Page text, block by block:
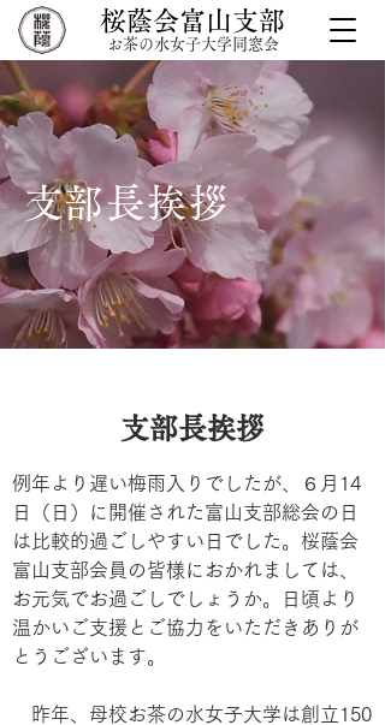
桜蔭会富山支部
お茶の水女子大学同窓会
​支部長挨拶
支部長挨拶
例年より遅い梅雨入りでしたが、６月14
日（日）に開催された富山支部総会の日
は比較的過ごしやすい日でした。桜蔭会
富山支部会員の皆様におかれましては、
お元気でお過ごしでしょうか。日頃より
温かいご支援とご協力をいただきありが
とうございます。
昨年、母校お茶の水女子大学は創立150